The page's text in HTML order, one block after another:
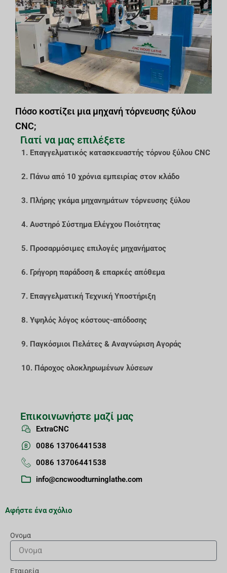
Πόσο κοστίζει μια μηχανή τόρνευσης ξύλου
CNC;
Γιατί να μας επιλέξετε
1. Επαγγελματικός κατασκευαστής τόρνου ξύλου CNC
2. Πάνω από 10 χρόνια εμπειρίας στον κλάδο
3. Πλήρης γκάμα μηχανημάτων τόρνευσης ξύλου
4. Αυστηρό Σύστημα Ελέγχου Ποιότητας
5. Προσαρμόσιμες επιλογές μηχανήματος
6. Γρήγορη παράδοση & επαρκές απόθεμα
7. Επαγγελματική Τεχνική Υποστήριξη
8. Υψηλός λόγος κόστους-απόδοσης
9. Παγκόσμιοι Πελάτες & Αναγνώριση Αγοράς
10. Πάροχος ολοκληρωμένων λύσεων
Επικοινωνήστε μαζί μας
ExtraCNC
0086 13706441538
0086 13706441538
info@cncwoodturninglathe.com
Αφήστε ένα σχόλιο
Ονομα
Εταιρεία